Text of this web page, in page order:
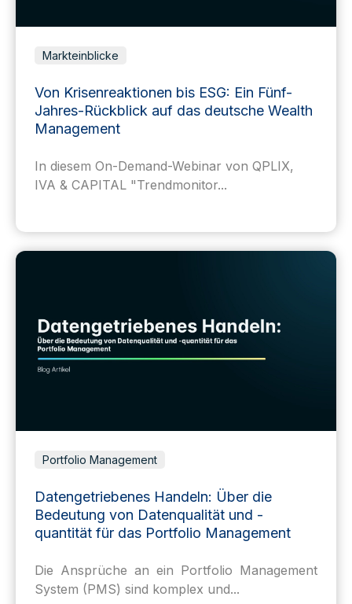
Markteinblicke
Von Krisenreaktionen bis ESG: Ein Fünf-
Jahres-Rückblick auf das deutsche Wealth
Management
In diesem On-Demand-Webinar von QPLIX,
IVA & CAPITAL "Trendmonitor...
Portfolio Management
Datengetriebenes Handeln: Über die
Bedeutung von Datenqualität und -
quantität für das Portfolio Management
Die Ansprüche an ein Portfolio Management
System (PMS) sind komplex und...